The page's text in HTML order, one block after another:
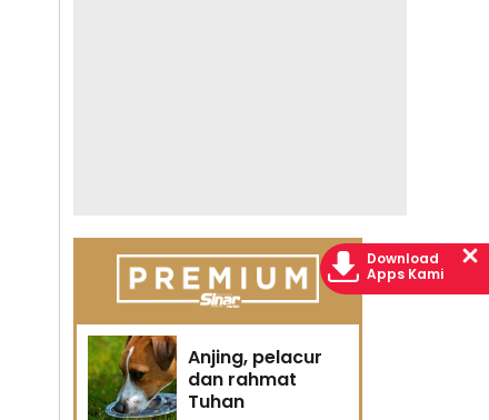
Anjing, pelacur
dan rahmat
Tuhan
Download
Apps Kami